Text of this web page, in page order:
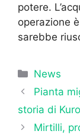
potere.
operazione
sarebbe
Categorie
News
Pianta
storia di
Mirtilli,